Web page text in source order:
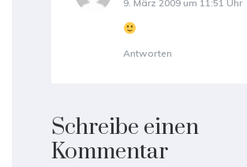
9. März 2009 um 11:51 Uhr
Antworten
Schreibe einen
Kommentar